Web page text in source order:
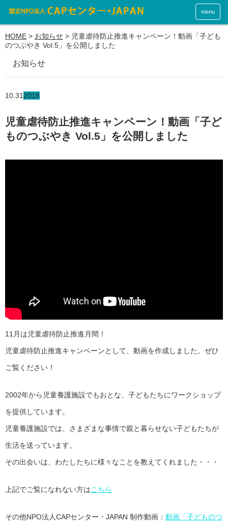
menu
HOME > お知らせ > 児童虐待防止推進キャンペーン！動画「子ども
のつぶやき Vol.5」を公開しました
お知らせ
10.31 2018
児童虐待防止推進キャンペーン！動画「子ど
ものつぶやき Vol.5」を公開しました
11月は児童虐待防止推進月間！
児童虐待防止推進キャンペーンとして、動画を作成しました。ぜひ
ご覧ください！
2002年から児童養護施設でもおとな、子どもたちにワークショップ
を提供しています。
児童養護施設では、さまざまな事情で親と暮らせない子どもたちが
生活を送っています。
その出会いは、わたしたちに様々なことを教えてくれました・・・
上記でご覧になれない方はこちら
その他NPO法人CAPセンター・JAPAN 制作動画： 動画「子どものつ